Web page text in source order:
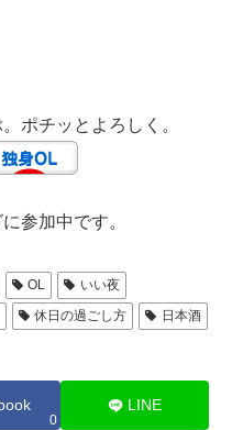
ポチッとよろしく。
参加中です。
OL
いい夜
休日の過ごし方
日本酒
0
LINE